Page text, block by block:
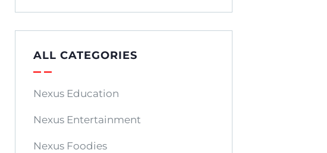
ALL CATEGORIES
Nexus Education
Nexus Entertainment
Nexus Foodies